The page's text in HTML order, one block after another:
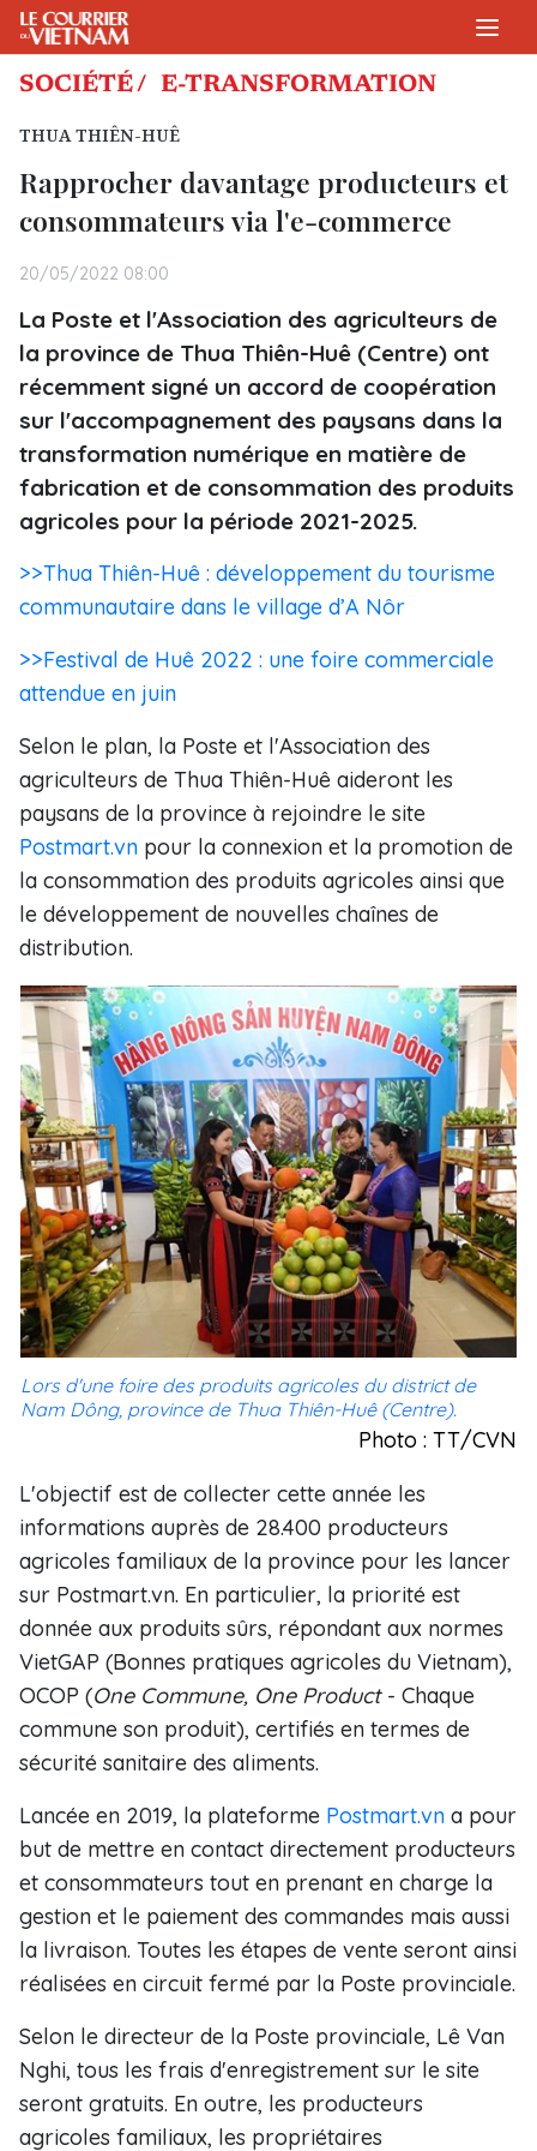
SOCIÉTÉ / E-TRANSFORMATION
THUA THIÊN-HUÊ
Rapprocher davantage producteurs et
consommateurs via l'e-commerce
20/05/2022 08:00
La Poste et l'Association des agriculteurs de
la province de Thua Thiên-Huê (Centre) ont
récemment signé un accord de coopération
sur l'accompagnement des paysans dans la
transformation numérique en matière de
fabrication et de consommation des produits
agricoles pour la période 2021-2025.
>>Thua Thiên-Huê : développement du tourisme
communautaire dans le village d’A Nôr
>>Festival de Huê 2022 : une foire commerciale
attendue en juin
Selon le plan, la Poste et l'Association des
agriculteurs de Thua Thiên-Huê aideront les
paysans de la province à rejoindre le site
Postmart.vn pour la connexion et la promotion de
la consommation des produits agricoles ainsi que
le développement de nouvelles chaînes de
distribution.
Lors d'une foire des produits agricoles du district de
Nam Dông, province de Thua Thiên-Huê (Centre).
Photo : TT/CVN
L'objectif est de collecter cette année les
informations auprès de 28.400 producteurs
agricoles familiaux de la province pour les lancer
sur Postmart.vn. En particulier, la priorité est
donnée aux produits sûrs, répondant aux normes
VietGAP (Bonnes pratiques agricoles du Vietnam),
OCOP (One Commune, One Product- Chaque
commune son produit), certifiés en termes de
sécurité sanitaire des aliments.
Lancée en 2019, la plateforme Postmart.vn a pour
but de mettre en contact directement producteurs
et consommateurs tout en prenant en charge la
gestion et le paiement des commandes mais aussi
la livraison. Toutes les étapes de vente seront ainsi
réalisées en circuit fermé par la Poste provinciale.
Selon le directeur de la Poste provinciale, Lê Van
Nghi, tous les frais d'enregistrement sur le site
seront gratuits. En outre, les producteurs
agricoles familiaux, les propriétaires